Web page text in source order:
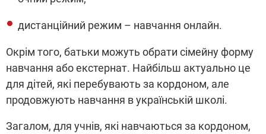
дистанційний режим – навчання онлайн.
Окрім того, батьки можуть обрати сімейну форму
навчання або екстернат. Найбільш актуально це
для дітей, які перебувають за кордоном, але
продовжують навчання в українській школі.
Загалом, для учнів, які навчаються за кордоном,